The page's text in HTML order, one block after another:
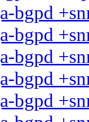
bgpd
bgpd
bgpd
bgpd
bgpd